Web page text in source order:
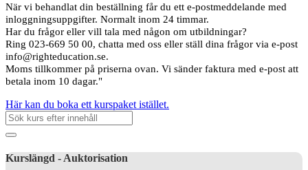
När vi behandlat din beställning får du ett e-postmeddelande med
inloggningsuppgifter. Normalt inom 24 timmar.
Har du frågor eller vill tala med någon om utbildningar?
Ring 023-669 50 00, chatta med oss eller ställ dina frågor via e-post
info@righteducation.se.
Moms tillkommer på priserna ovan. Vi sänder faktura med e-post att
betala inom 10 dagar."
Här kan du boka ett kurspaket istället.
Kurslängd - Auktorisation